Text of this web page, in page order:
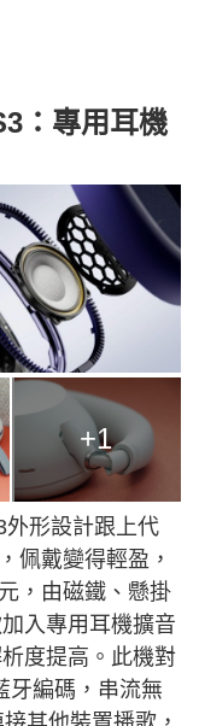
：專用耳機
+1
外形設計跟上代
佩戴變得輕盈，
，由磁鐵、懸掛
入專用耳機擴音
度提高。此機對
牙編碼，串流無